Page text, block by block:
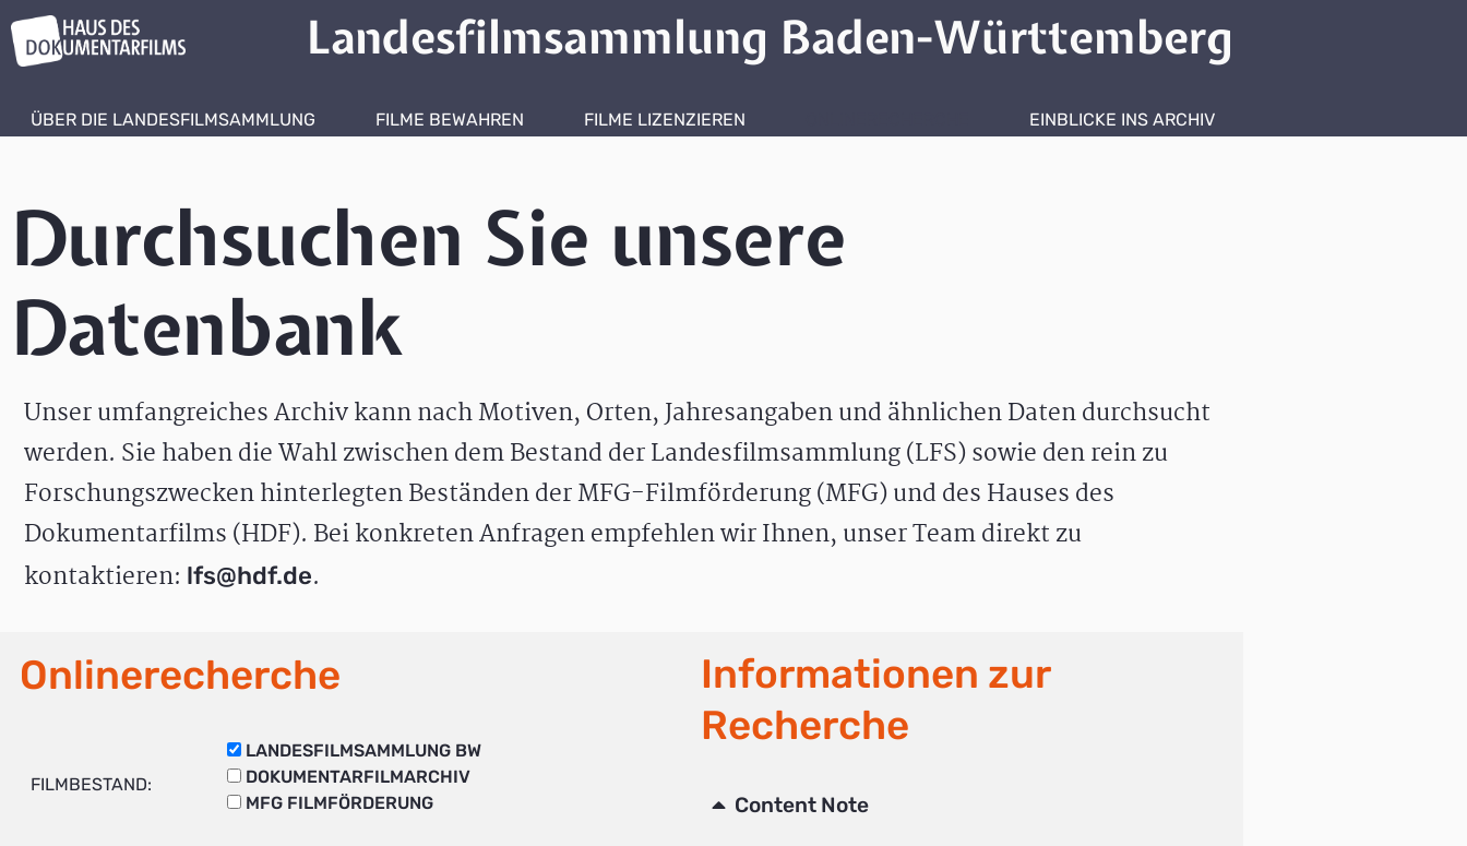
Landesfilmsammlung Baden-Württemberg
ÜBER DIE LANDESFILMSAMMLUNG FILME BEWAHREN FILME LIZENZIEREN EINBLICKE INS ARCHIV
Durchsuchen Sie unsere
Datenbank
Unser umfangreiches Archiv kann nach Motiven, Orten, Jahresangaben und ähnlichen Daten durchsucht
werden. Sie haben die Wahl zwischen dem Bestand der Landesfilmsammlung (LFS) sowie den rein zu
Forschungszwecken hinterlegten Beständen der MFG-Filmförderung (MFG) und des Hauses des
Dokumentarfilms (HDF). Bei konkreten Anfragen empfehlen wir Ihnen, unser Team direkt zu
kontaktieren: lfs@hdf.de.
Onlinerecherche
FILMBESTAND:
LANDESFILMSAMMLUNG BW
DOKUMENTARFILMARCHIV
MFG FILMFÖRDERUNG
Informationen zur
Recherche
Content Note